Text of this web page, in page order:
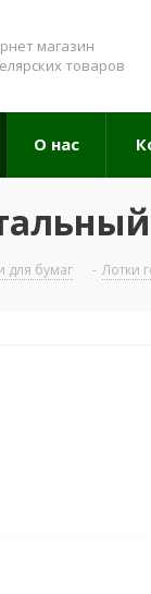
магазин
товаров
О нас
для бумаг - Лотки